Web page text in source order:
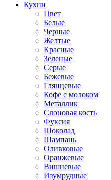
Кухни
Цвет
Белые
Черные
Желтые
Красные
Зеленые
Серые
Бежевые
Глянцевые
Кофе с молоком
Металлик
Слоновая кость
Фуксия
Шоколад
Шампань
Оливковые
Оранжевые
Вишневые
Изумрудные